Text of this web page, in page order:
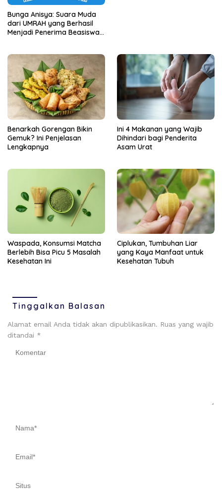
Bunga Anisya: Suara Muda
dari UMRAH yang Berhasil
Menjadi Penerima Beasiswa
Benarkah Gorengan Bikin
Gemuk? Ini Penjelasan
Lengkapnya
Ini 4 Makanan yang Wajib
Dihindari bagi Penderita
Asam Urat
Waspada, Konsumsi Matcha
Berlebih Bisa Picu 5 Masalah
Kesehatan Ini
Ciplukan, Tumbuhan Liar
yang Kaya Manfaat untuk
Kesehatan Tubuh
Tinggalkan Balasan
Alamat email Anda tidak akan dipublikasikan. Ruas yang wajib
ditandai *